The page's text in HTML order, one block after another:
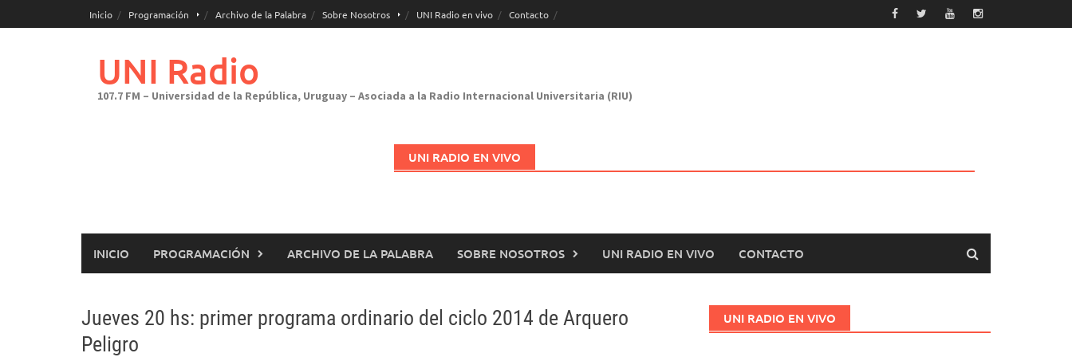
al
Inicio Programación Archivo de la Palabra Sobre Nosotros UNI Radio en vivo Contacto
UNI Radio
107.7 FM – Universidad de la República, Uruguay – Asociada a la Radio Internacional Universitaria (RIU)
UNI RADIO EN VIVO
INICIO PROGRAMACIÓN ARCHIVO DE LA PALABRA SOBRE NOSOTROS UNI RADIO EN VIVO CONTACTO
Jueves 20 hs: primer programa ordinario del ciclo 2014 de Arquero
Peligro
UNI RADIO EN VIVO